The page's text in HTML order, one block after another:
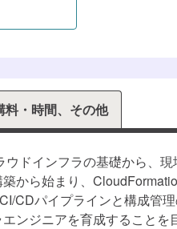
ドインフラの基礎から、
から始まり、
CDパイプラインと構成管
ンジニアを育成することを
料・時間、その他